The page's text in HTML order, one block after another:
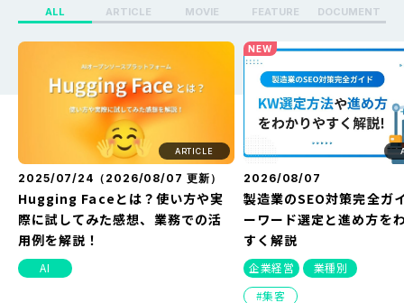
を解除する方法を解説！できない
原因や改善方法とは？
る？どうなる？見え方・
方・バレない方法を解説
ALL ARTICLE MOVIE FEATURE DOCUMENT
ARTICLE
2025/07/24（ 2026/08/07 更新）
Hugging Faceとは？使い方や実
際に試してみた感想、業務での活
用例を解説！
AI
NEW
2026/08/07
製造業のSEO対策完全ガ
ーワード選定と進め方を
すく解説
企業経営
業種別
集客